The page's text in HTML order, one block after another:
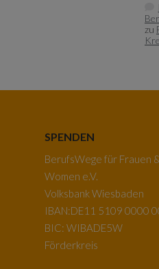
zu
SPENDEN
BerufsWege für Frauen
Women e.V.
Volksbank Wiesbaden
IBAN:DE11 5109 0000
BIC: WIBADE5W
Förderkreis